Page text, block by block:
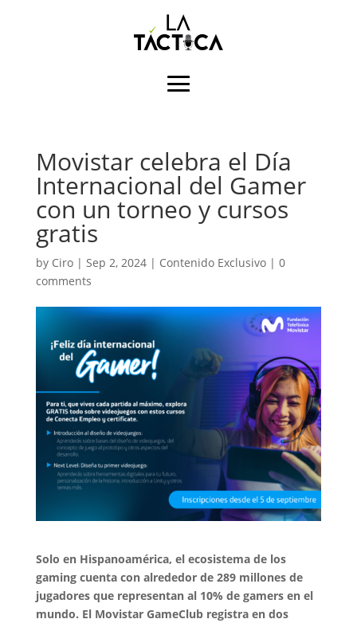
Movistar celebra el Día
Internacional del Gamer
con un torneo y cursos
gratis
by Ciro| Sep 2, 2024| Contenido Exclusivo| 0
comments
Solo en Hispanoamérica, el ecosistema de los
gaming cuenta con alrededor de 289 millones de
jugadores que representan al 10% de gamers en el
mundo. El Movistar GameClub registra en dos